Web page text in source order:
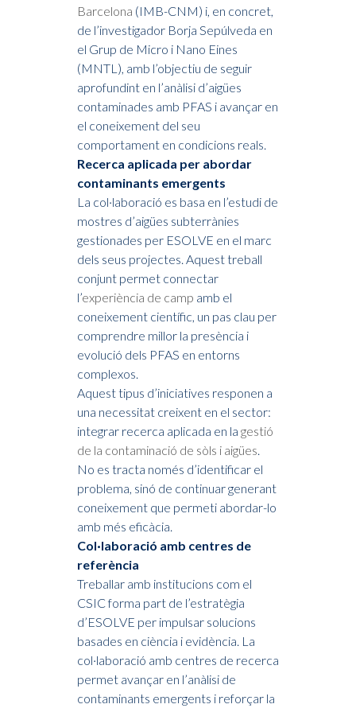
Barcelona (IMB-CNM) i, en concret,
de l’investigador Borja Sepúlveda en
el Grup de Micro i Nano Eines
(MNTL), amb l’objectiu de seguir
aprofundint en l’anàlisi d’aigües
contaminades amb PFAS i avançar en
el coneixement del seu
comportament en condicions reals.
Recerca aplicada per abordar
contaminants emergents
La col·laboració es basa en l’estudi de
mostres d’aigües subterrànies
gestionades per ESOLVE en el marc
dels seus projectes. Aquest treball
conjunt permet connectar
l’experiència de camp amb el
coneixement científic, un pas clau per
comprendre millor la presència i
evolució dels PFAS en entorns
complexos.
Aquest tipus d’iniciatives responen a
una necessitat creixent en el sector:
integrar recerca aplicada en la gestió
de la contaminació de sòls i aigües
No es tracta només d’identificar el
problema, sinó de continuar generant
coneixement que permeti abordar-lo
amb més eficàcia.
Col·laboració amb centres de
referència
Treballar amb institucions com el
CSIC forma part de l’estratègia
d’ESOLVE per impulsar solucions
basades en ciència i evidència. La
col·laboració amb centres de recerca
permet avançar en l’anàlisi de
contaminants emergents i reforçar la